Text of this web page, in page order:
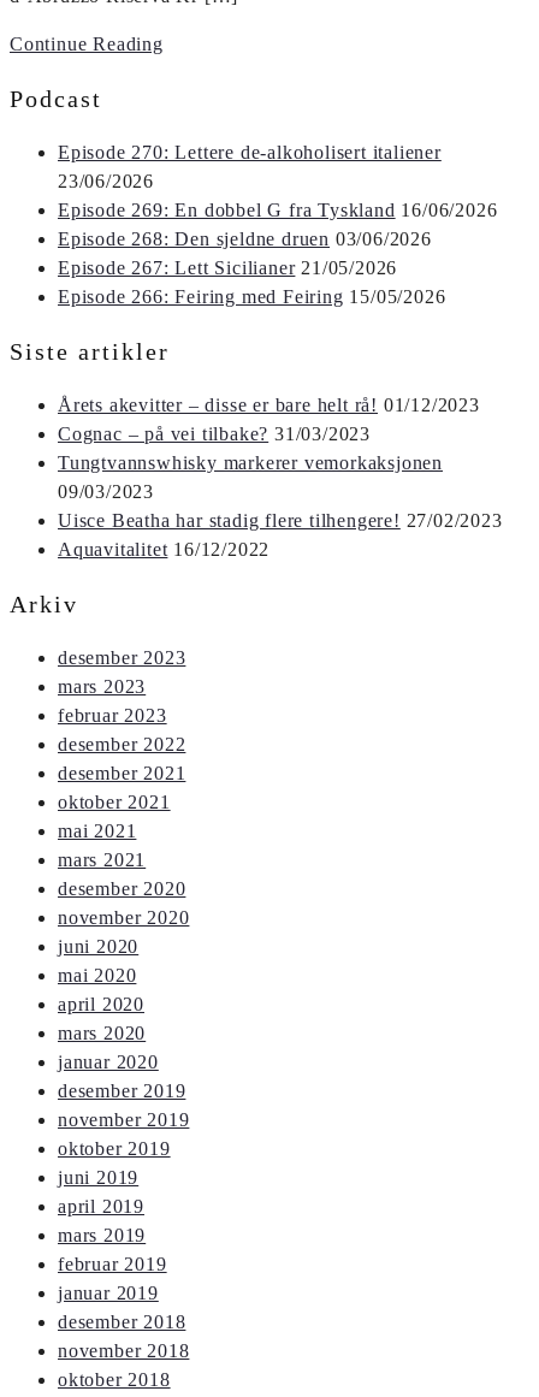
Continue Reading
Podcast
Episode 270: Lettere de-alkoholisert italiener
23/06/2026
Episode 269: En dobbel G fra Tyskland 16/06/2026
Episode 268: Den sjeldne druen 03/06/2026
Episode 267: Lett Sicilianer 21/05/2026
Episode 266: Feiring med Feiring 15/05/2026
Siste artikler
Årets akevitter – disse er bare helt rå! 01/12/2023
Cognac – på vei tilbake? 31/03/2023
Tungtvannswhisky markerer vemorkaksjonen
09/03/2023
Uisce Beatha har stadig flere tilhengere! 27/02/2023
Aquavitalitet 16/12/2022
Arkiv
desember 2023
mars 2023
februar 2023
desember 2022
desember 2021
oktober 2021
mai 2021
mars 2021
desember 2020
november 2020
juni 2020
mai 2020
april 2020
mars 2020
januar 2020
desember 2019
november 2019
oktober 2019
juni 2019
april 2019
mars 2019
februar 2019
januar 2019
desember 2018
november 2018
oktober 2018